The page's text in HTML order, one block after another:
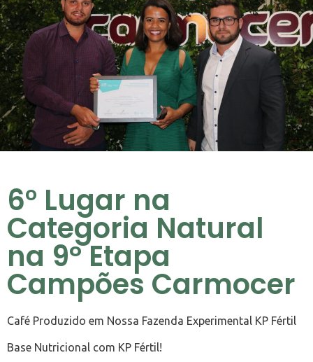
6° Lugar na
Categoria Natural
na 9º Etapa
Campões Carmocer
Café Produzido em Nossa Fazenda Experimental KP Fértil
Base Nutricional com KP Fértil!